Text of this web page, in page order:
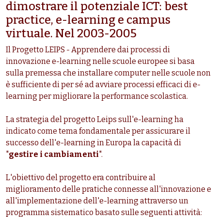
dimostrare il potenziale ICT: best
practice, e-learning e campus
virtuale. Nel 2003-2005
Il Progetto LEIPS - Apprendere dai processi di
innovazione e-learning nelle scuole europee si basa
sulla premessa che installare computer nelle scuole non
è sufficiente di per sé ad avviare processi efficaci di e-
learning per migliorare la performance scolastica.
La strategia del progetto Leips sull'e-learning ha
indicato come tema fondamentale per assicurare il
successo dell'e-learning in Europa la capacità di
"gestire i cambiamenti".
L'obiettivo del progetto era contribuire al
miglioramento delle pratiche connesse all'innovazione e
all'implementazione dell'e-learning attraverso un
programma sistematico basato sulle seguenti attività: